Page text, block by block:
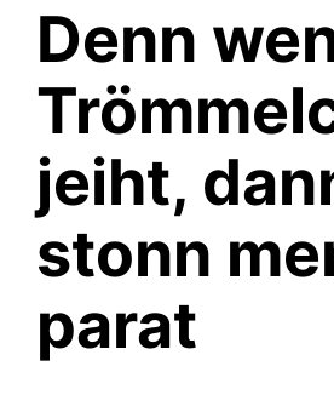
Denn
jeiht,
stonn
parat